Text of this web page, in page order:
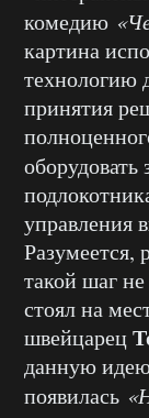
комедию
картина
технологию
принятия
управления
Разумеется,
такой шаг
стоял на
швейцарец
данную
появилась